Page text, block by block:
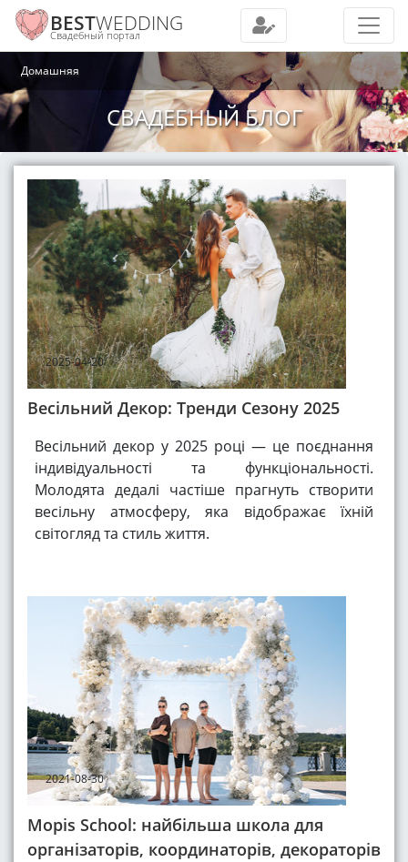
BESTWEDDING
Свадебный портал
Домашняя
СВАДЕБНЫЙ БЛОГ
2025-04-20
Весільний Декор: Тренди Сезону 2025
Весільний декор у 2025 році — це поєднання
індивідуальності та функціональності.
Молодята дедалі частіше прагнуть створити
весільну атмосферу, яка відображає їхній
світогляд та стиль життя.
2021-08-30
Mopis School: найбільша школа для
організаторів, координаторів, декораторів